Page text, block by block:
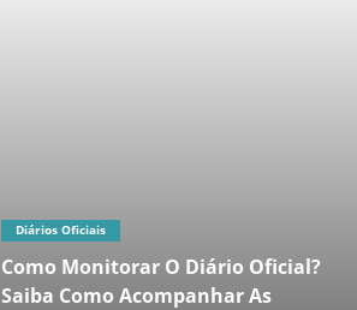
Diários Oficiais
Como Monitorar O Diário Oficial?
Saiba Como Acompanhar As